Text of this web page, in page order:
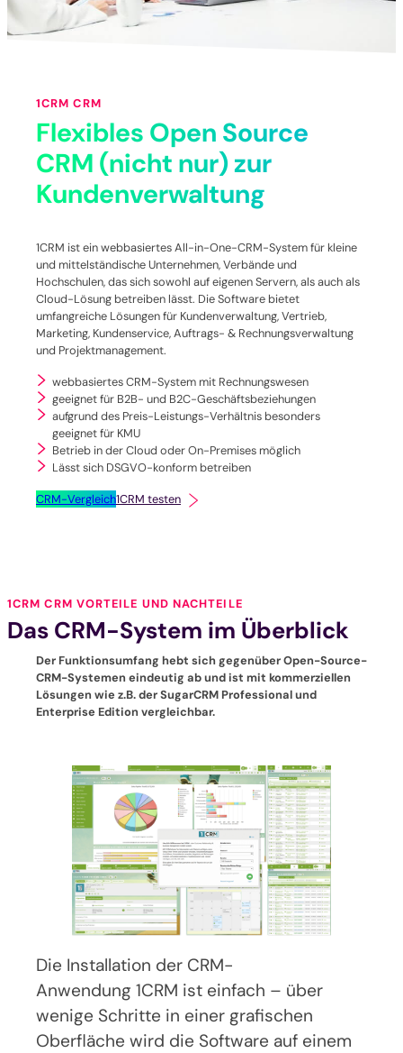
1CRM CRM
Flexibles Open Source
CRM (nicht nur) zur
Kundenverwaltung
1CRM ist ein webbasiertes All-in-One-CRM-System für kleine
und mittelständische Unternehmen, Verbände und
Hochschulen, das sich sowohl auf eigenen Servern, als auch als
Cloud-Lösung betreiben lässt. Die Software bietet
umfangreiche Lösungen für Kundenverwaltung, Vertrieb,
Marketing, Kundenservice, Auftrags- & Rechnungsverwaltung
und Projektmanagement.
webbasiertes CRM-System mit Rechnungswesen
geeignet für B2B- und B2C-Geschäftsbeziehungen
aufgrund des Preis-Leistungs-Verhältnis besonders
geeignet für KMU
Betrieb in der Cloud oder On-Premises möglich
Lässt sich DSGVO-konform betreiben
CRM-Vergleich1CRM testen
1CRM CRM VORTEILE UND NACHTEILE
Das CRM-System im Überblick
Der Funktionsumfang hebt sich gegenüber Open-Source-
CRM-Systemen eindeutig ab und ist mit kommerziellen
Lösungen wie z.B. der SugarCRM Professional und
Enterprise Edition vergleichbar.
Die Installation der CRM-
Anwendung 1CRM ist einfach – über
wenige Schritte in einer grafischen
Oberfläche wird die Software auf einem